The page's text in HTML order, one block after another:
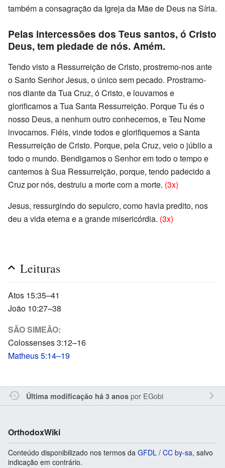
também a consagração da Igreja da Mãe de Deus na Síria.
Pelas intercessões dos Teus santos, ó Cristo
Deus, tem piedade de nós. Amém.
Tendo visto a Ressurreição de Cristo, prostremo-nos ante
o Santo Senhor Jesus, o único sem pecado. Prostramo-
nos diante da Tua Cruz, ó Cristo, e louvamos e
glorificamos a Tua Santa Ressurreição. Porque Tu és o
nosso Deus, a nenhum outro conhecemos, e Teu Nome
invocamos. Fiéis, vinde todos e glorifiquemos a Santa
Ressurreição de Cristo. Porque, pela Cruz, veio o júbilo a
todo o mundo. Bendigamos o Senhor em todo o tempo e
cantemos à Sua Ressurreição, porque, tendo padecido a
Cruz por nós, destruiu a morte com a morte. (3x)
Jesus, ressurgindo do sepulcro, como havia predito, nos
deu a vida eterna e a grande misericórdia. (3x)
Leituras
Atos 15:35–41
João 10:27–38
SÃO SIMEÃO:
Colossenses 3:12–16
Matheus 5:14–19
Última modificação há 3 anospor EGobi
OrthodoxWiki
Conteúdo disponibilizado nos termos da GFDL / CC by-sa, salvo
indicação em contrário.